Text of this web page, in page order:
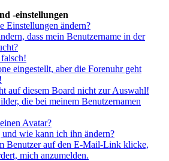
-einstellungen
Einstellungen ändern?
dass mein Benutzername in der
eingestellt, aber die Forenuhr geht
auf diesem Board nicht zur Auswahl!
die bei meinem Benutzernamen
Avatar?
und wie kann ich ihn ändern?
Benutzer auf den E-Mail-Link klicke,
mich anzumelden.